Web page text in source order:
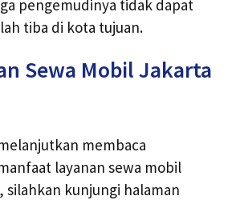
pengemudinya tidak dapat
tiba di kota tujuan.
Sewa Mobil Jakarta
membaca
layanan sewa mobil
silahkan kunjungi halaman